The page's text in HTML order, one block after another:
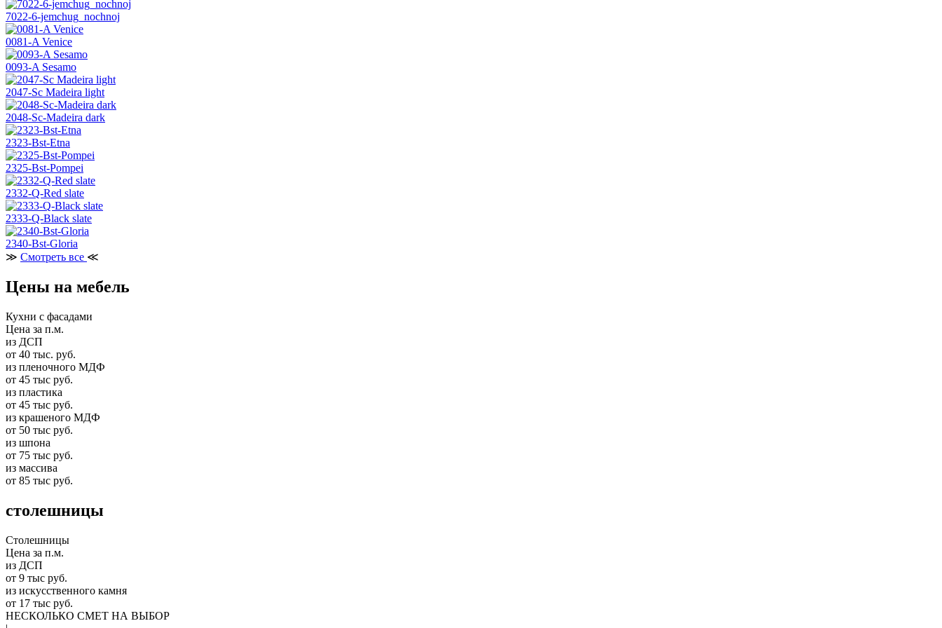
7022-6-jemchug_nochnoj
0081-A Venice
0093-A Sesamo
2047-Sc Madeira light
2048-Sc-Madeira dark
2323-Bst-Etna
2325-Bst-Pompei
2332-Q-Red slate
2333-Q-Black slate
2340-Bst-Gloria
≫ Смотреть все ≪
Цены на мебель
Кухни с фасадами
Цена за п.м.
из ДСП
от 40 тыс. руб.
из пленочного МДФ
от 45 тыс руб.
из пластика
от 45 тыс руб.
из крашеного МДФ
от 50 тыс руб.
из шпона
от 75 тыс руб.
из массива
от 85 тыс руб.
столешницы
Столешницы
Цена за п.м.
из ДСП
от 9 тыс руб.
из искусственного камня
от 17 тыс руб.
НЕСКОЛЬКО СМЕТ НА ВЫБОР